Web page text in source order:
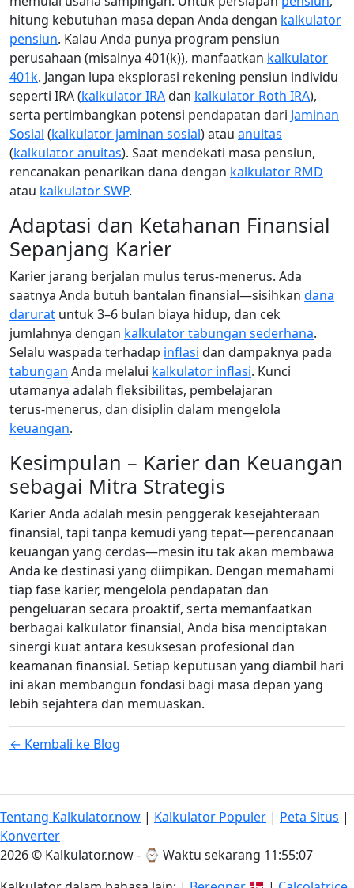
hitung kebutuhan masa depan Anda dengan kalkulator
pensiun. Kalau Anda punya program pensiun
perusahaan (misalnya 401(k)), manfaatkan kalkulator
401k. Jangan lupa eksplorasi rekening pensiun individu
seperti IRA (kalkulator IRAdan kalkulator Roth IRA),
serta pertimbangkan potensi pendapatan dari Jaminan
Sosial (kalkulator jaminan sosial) atau anuitas
(kalkulator anuitas). Saat mendekati masa pensiun,
rencanakan penarikan dana dengan kalkulator RMD
atau kalkulator SWP.
Adaptasi dan Ketahanan Finansial
Sepanjang Karier
Karier jarang berjalan mulus terus‑menerus. Ada
saatnya Anda butuh bantalan finansial—sisihkan dana
darurat untuk 3–6 bulan biaya hidup, dan cek
jumlahnya dengan kalkulator tabungan sederhana.
Selalu waspada terhadap inflasi dan dampaknya pada
tabungan Anda melalui kalkulator inflasi. Kunci
utamanya adalah fleksibilitas, pembelajaran
terus‑menerus, dan disiplin dalam mengelola
keuangan.
Kesimpulan – Karier dan Keuangan
sebagai Mitra Strategis
Karier Anda adalah mesin penggerak kesejahteraan
finansial, tapi tanpa kemudi yang tepat—perencanaan
keuangan yang cerdas—mesin itu tak akan membawa
Anda ke destinasi yang diimpikan. Dengan memahami
tiap fase karier, mengelola pendapatan dan
pengeluaran secara proaktif, serta memanfaatkan
berbagai kalkulator finansial, Anda bisa menciptakan
sinergi kuat antara kesuksesan profesional dan
keamanan finansial. Setiap keputusan yang diambil hari
ini akan membangun fondasi bagi masa depan yang
lebih sejahtera dan memuaskan.
← Kembali ke Blog
Tentang Kalkulator.now | Kalkulator Populer | Peta Situs |
Konverter
2026 © Kalkulator.now - ⌚ Waktu sekarang 11:55:08